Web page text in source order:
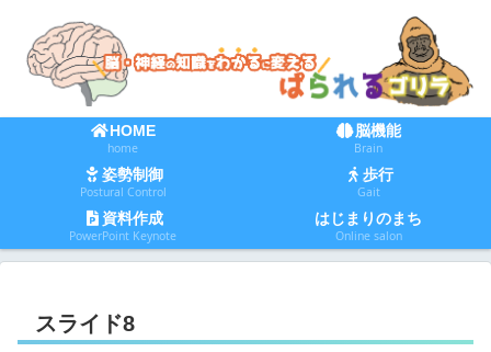
HOME
home
脳機能
Brain
姿勢制御
Postural Control
歩行
Gait
資料作成
PowerPoint Keynote
はじまりのまち
Online salon
スライド8